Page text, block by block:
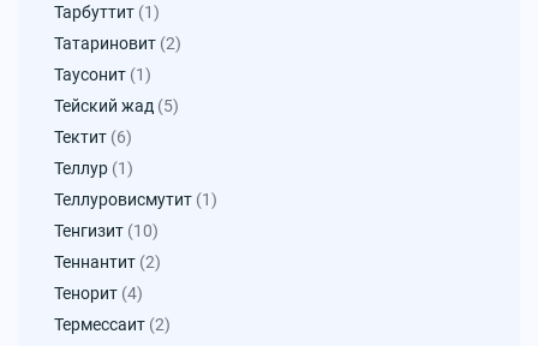
Тарбуттит (1)
Татариновит (2)
Таусонит (1)
Тейский жад (5)
Тектит (6)
Теллур (1)
Теллуровисмутит (1)
Тенгизит (10)
Теннантит (2)
Тенорит (4)
Термессаит (2)